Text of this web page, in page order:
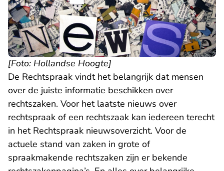
[Foto: Hollandse Hoogte]
De Rechtspraak vindt het belangrijk dat mensen
over de juiste informatie beschikken over
rechtszaken. Voor het laatste nieuws over
rechtspraak of een rechtszaak kan iedereen terecht
in het Rechtspraak nieuwsoverzicht. Voor de
actuele stand van zaken in grote of
spraakmakende rechtszaken zijn er bekende